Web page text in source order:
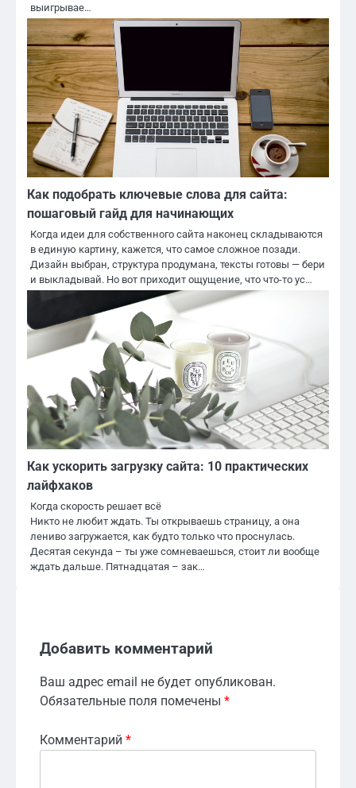
выигрывае…
Как подобрать ключевые слова для сайта:
пошаговый гайд для начинающих
Когда идеи для собственного сайта наконец складываются
в единую картину, кажется, что самое сложное позади.
Дизайн выбран, структура продумана, тексты готовы — бери
и выкладывай. Но вот приходит ощущение, что что-то ус…
Как ускорить загрузку сайта: 10 практических
лайфхаков
Когда скорость решает всё
Никто не любит ждать. Ты открываешь страницу, а она
лениво загружается, как будто только что проснулась.
Десятая секунда – ты уже сомневаешься, стоит ли вообще
ждать дальше. Пятнадцатая – зак…
Добавить комментарий
Ваш адрес email не будет опубликован.
Обязательные поля помечены *
Комментарий *